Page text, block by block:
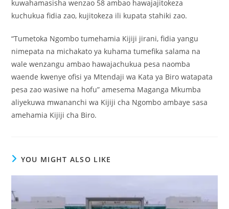
kuwahamasisha wenzao 58 ambao hawajajitokeza
kuchukua fidia zao, kujitokeza ili kupata stahiki zao.
“Tumetoka Ngombo tumehamia Kijiji jirani, fidia yangu
nimepata na michakato ya kuhama tumefika salama na
wale wenzangu ambao hawajachukua pesa naomba
waende kwenye ofisi ya Mtendaji wa Kata ya Biro watapata
pesa zao wasiwe na hofu” amesema Maganga Mkumba
aliyekuwa mwananchi wa Kijiji cha Ngombo ambaye sasa
amehamia Kijiji cha Biro.
YOU MIGHT ALSO LIKE